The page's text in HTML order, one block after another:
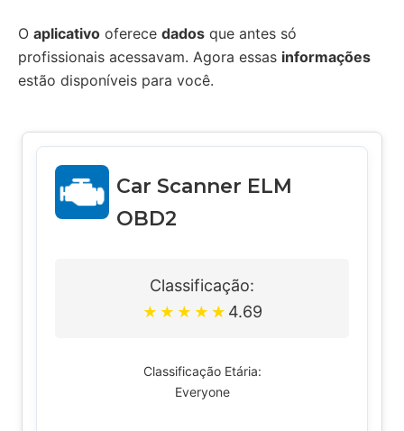
O aplicativo oferece dados que antes só
profissionais acessavam. Agora essas informações
estão disponíveis para você.
Car Scanner ELM
OBD2
Classificação:
★ ★ ★ ★ ★ 4.69
Classificação Etária:
Everyone